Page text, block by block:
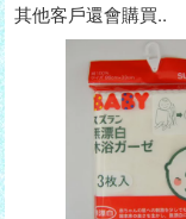
其他客戶還會購買..